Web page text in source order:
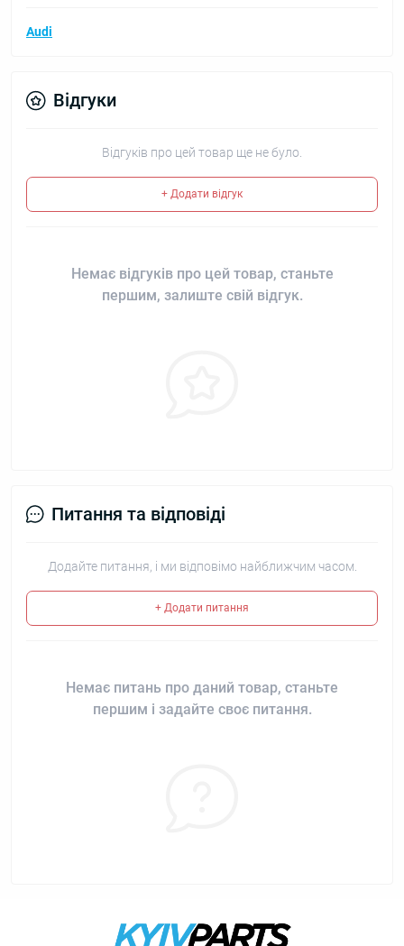
Audi
Відгуки
Відгуків про цей товар ще не було.
+ Додати відгук
Немає відгуків про цей товар, станьте
першим, залиште свій відгук.
Питання та відповіді
Додайте питання, і ми відповімо найближчим часом.
+ Додати питання
Немає питань про даний товар, станьте
першим і задайте своє питання.